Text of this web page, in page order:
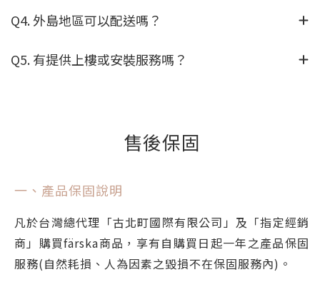
Q4. 外島地區可以配送嗎？
Q5. 有提供上樓或安裝服務嗎？
售後保固
一、產品保固說明
凡於台灣總代理「古北町國際有限公司」及「指定經銷
商」購買färska商品，享有自購買日起一年之產品保固
服務(自然耗損、人為因素之毀損不在保固服務內)。